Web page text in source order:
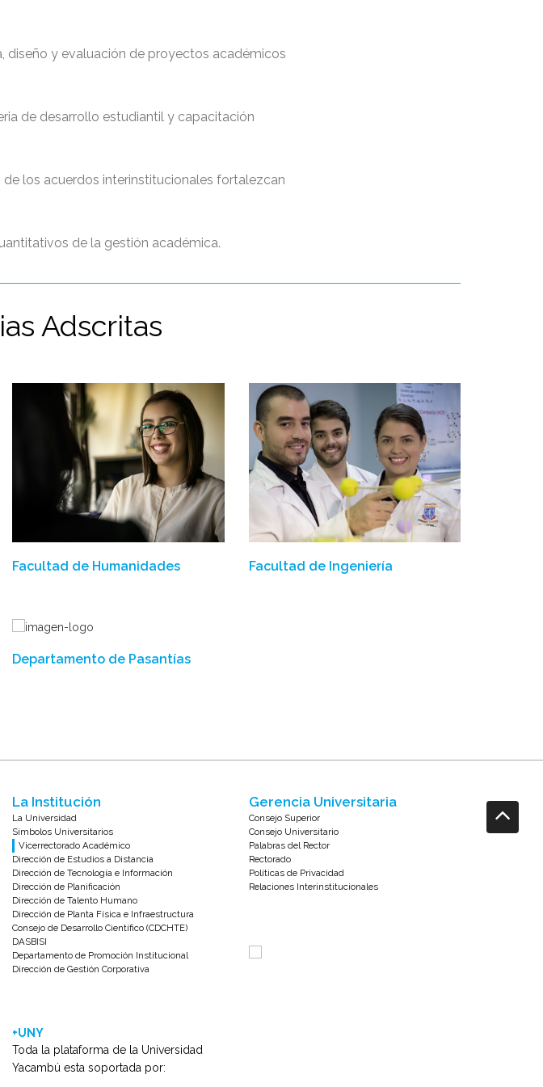
diseño y evaluación de proyectos académicos
de desarrollo estudiantil y capacitación
los acuerdos interinstitucionales fortalezcan
de la gestión académica.
Adscritas
Facultad de Humanidades Facultad de Ingeniería
Departamento de Pasantías
La Institución
La Universidad
Símbolos Universitarios
Vicerrectorado Académico
Dirección de Estudios a Distancia
Dirección de Tecnología e Información
Dirección de Planificación
Dirección de Talento Humano
Dirección de Planta Física e Infraestructura
Consejo de Desarrollo Científico (CDCHTE)
DASBISI
Departamento de Promoción Institucional
Dirección de Gestión Corporativa
+UNY
Toda la plataforma de la Universidad
Yacambú esta soportada por:
Gerencia Universitaria
Consejo Superior
Consejo Universitario
Palabras del Rector
Rectorado
Políticas de Privacidad
Relaciones Interinstitucionales